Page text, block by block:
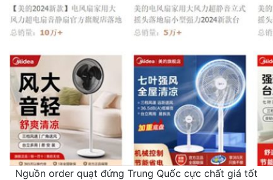
Nguồn order quạt đứng Trung Quốc cực chất giá tốt